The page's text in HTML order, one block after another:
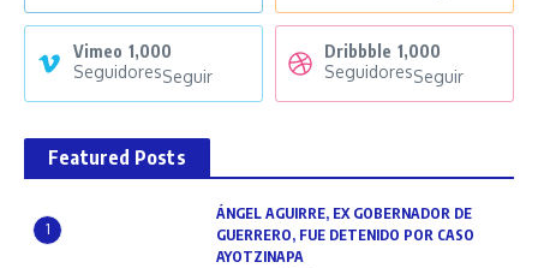
Vimeo 1,000
SeguidoresSeguir
Dribbble 1,000
SeguidoresSeguir
Featured Posts
1
ÁNGEL AGUIRRE, EX GOBERNADOR DE
GUERRERO, FUE DETENIDO POR CASO
AYOTZINAPA